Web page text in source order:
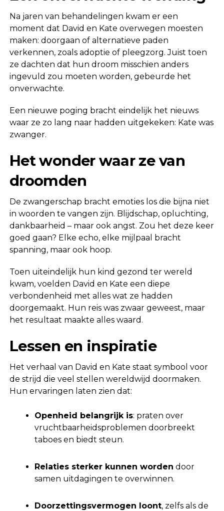
Na jaren van behandelingen kwam er een
moment dat David en Kate overwegen moesten
maken: doorgaan of alternatieve paden
verkennen, zoals adoptie of pleegzorg. Juist toen
ze dachten dat hun droom misschien anders
ingevuld zou moeten worden, gebeurde het
onverwachte.
Een nieuwe poging bracht eindelijk het nieuws
waar ze zo lang naar hadden uitgekeken: Kate was
zwanger.
Het wonder waar ze van
droomden
De zwangerschap bracht emoties los die bijna niet
in woorden te vangen zijn. Blijdschap, opluchting,
dankbaarheid – maar ook angst. Zou het deze keer
goed gaan? Elke echo, elke mijlpaal bracht
spanning, maar ook hoop.
Toen uiteindelijk hun kind gezond ter wereld
kwam, voelden David en Kate een diepe
verbondenheid met alles wat ze hadden
doorgemaakt. Hun reis was zwaar geweest, maar
het resultaat maakte alles waard.
Lessen en inspiratie
Het verhaal van David en Kate staat symbool voor
de strijd die veel stellen wereldwijd doormaken.
Hun ervaringen laten zien dat:
Openheid belangrijk is: praten over
vruchtbaarheidsproblemen doorbreekt
taboes en biedt steun.
Relaties sterker kunnen worden door
samen uitdagingen te overwinnen.
Doorzettingsvermogen loont, zelfs als de